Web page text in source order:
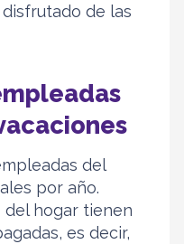
de las
del
por año.
del hogar tienen
es decir,